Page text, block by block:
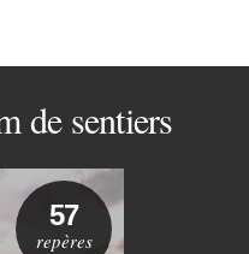
de sentiers
57
repères